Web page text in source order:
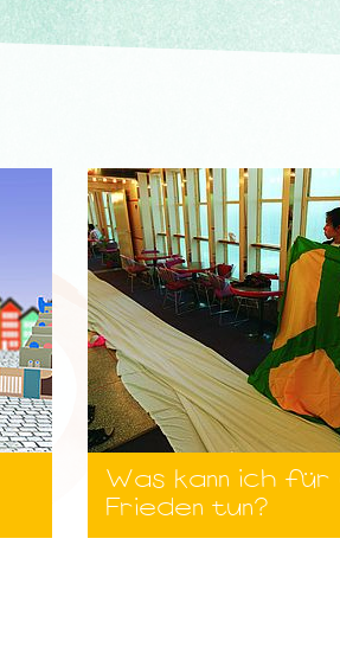
Was kann ich für
Frieden tun?